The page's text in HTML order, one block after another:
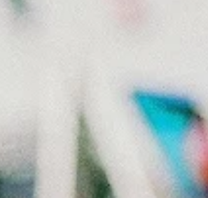
konkurencja. Jedynym sposobem […]